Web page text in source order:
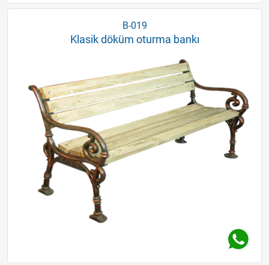
B-019
Klasik döküm oturma bankı